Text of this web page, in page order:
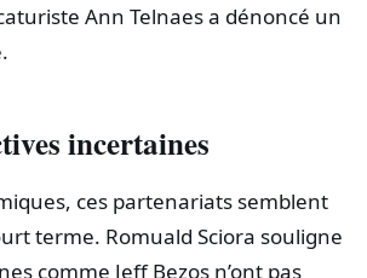
Ann Telnaes a dénoncé un
incertaines
ces partenariats semblent
terme. Romuald Sciora souligne
comme Jeff Bezos n’ont pas